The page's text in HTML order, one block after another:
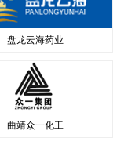
盘龙云海药业
曲靖众一化工